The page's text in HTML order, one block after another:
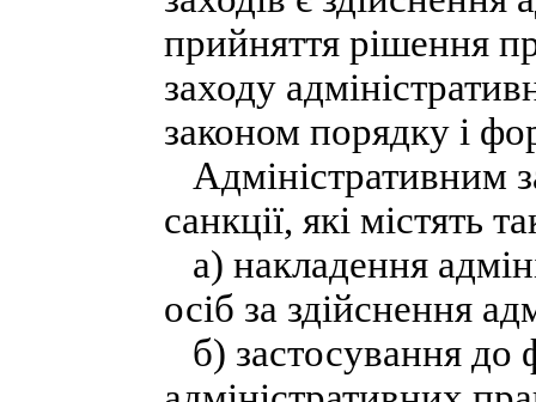
прийняття рішення
заходу
законом порядку і
Адміністративним
санкції, які містять
а) накладення
осіб за здійснення
б) застосування до